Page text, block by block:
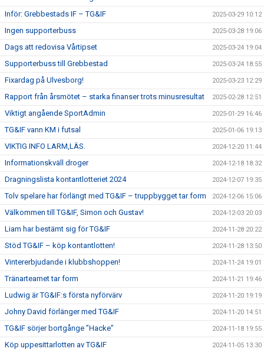
Inför: Grebbestads IF – TG&IF 2025-03-29 10:12
Ingen supporterbuss 2025-03-28 19:06
Dags att redovisa Vårtipset 2025-03-24 19:04
Supporterbuss till Grebbestad 2025-03-24 18:55
Fixardag på Ulvesborg! 2025-03-23 12:29
Rapport från årsmötet – starka finanser trots minusresultat 2025-02-28 12:51
Viktigt angående SportAdmin 2025-01-29 16:46
TG&IF vann KM i futsal 2025-01-06 19:13
VIKTIG INFO LARM,LÄS. 2024-12-20 11:44
Informationskväll droger 2024-12-18 18:32
Dragningslista kontantlotteriet 2024 2024-12-07 19:35
Tolv spelare har förlängt med TG&IF – truppbygget tar form 2024-12-06 15:06
Välkommen till TG&IF, Simon och Gustav! 2024-12-03 20:03
Liam har bestämt sig för TG&IF 2024-11-28 20:22
Stöd TG&IF – köp kontantlotten! 2024-11-28 13:50
Vintererbjudande i klubbshoppen! 2024-11-24 19:01
Tränarteamet tar form 2024-11-21 19:46
Ludwig är TG&IF:s första nyförvärv 2024-11-20 19:19
Johny David förlänger med TG&IF 2024-11-20 14:51
TG&IF sörjer bortgånge ”Hacke” 2024-11-18 19:55
Köp uppesittarlotten av TG&IF 2024-11-05 13:30